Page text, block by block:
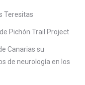
Teresitas
Pichón Trail Project
Canarias su
de neurología en los